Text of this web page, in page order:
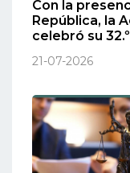
Con la
República, la
celebró su
21-07-2026